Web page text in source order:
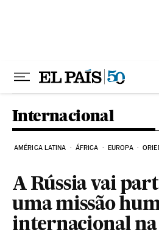
Internacional
AMÉRICA LATINA ÁFRICA EUROPA
A Rússia vai
uma missão
internacional